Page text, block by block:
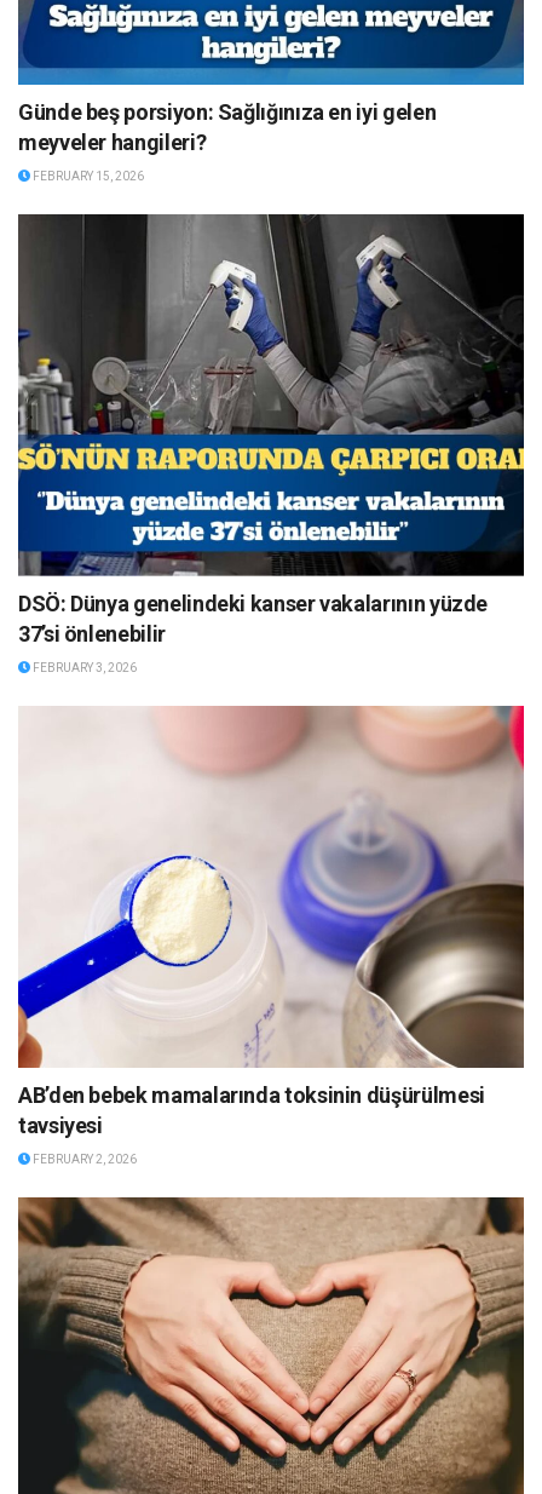
Günde beş porsiyon: Sağlığınıza en iyi gelen
meyveler hangileri?
FEBRUARY 15, 2026
DSÖ: Dünya genelindeki kanser vakalarının yüzde
37’si önlenebilir
FEBRUARY 3, 2026
AB’den bebek mamalarında toksinin düşürülmesi
tavsiyesi
FEBRUARY 2, 2026